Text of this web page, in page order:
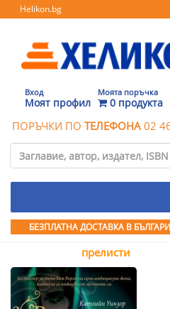
Helikon.bg
Вход
Моят профил
Моята поръчка
0 продукта
ПОРЪЧКИ ПО ТЕЛЕФОНА 02
БЕЗПЛАТНА ДОСТАВКА В
прелисти